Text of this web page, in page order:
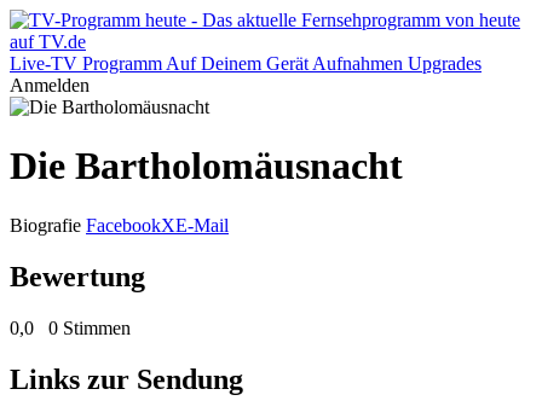
Live-TV Programm Auf Deinem Gerät Aufnahmen Upgrades
Anmelden
Die Bartholomäusnacht
Biografie FacebookXE-Mail
Bewertung
0,0 0 Stimmen
Links zur Sendung